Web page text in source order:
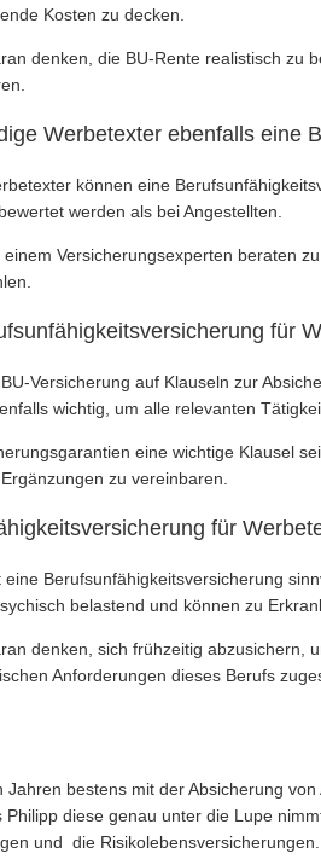
Kosten zu decken.
denken, die BU-Rente realistisch zu
Werbetexter ebenfalls eine
können eine
werden als bei Angestellten.
Versicherungsexperten beraten
für
Versicherung auf Klauseln zur
wichtig, um alle relevanten
eine wichtige Klausel
zu vereinbaren.
für
Berufsunfähigkeitsversicherung
belastend und können zu
denken, sich frühzeitig abzusichern,
Anforderungen dieses Berufs
Jahren bestens mit der Absicherung
diese genau unter die Lupe
und die Risikolebensversicherungen.